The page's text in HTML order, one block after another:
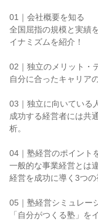
01｜会社概要を知る
全国屈指の規模と実績
イナミズムを紹介！
02｜独立のメリット・
自分に合ったキャリア
03｜独立に向いている
成功する経営者には共
析。
04｜塾経営のポイント
一般的な事業経営とは
経営を成功に導く3つの
05｜塾経営シミュレー
「自分がつくる塾」を